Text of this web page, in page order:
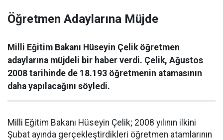
Öğretmen Adaylarına Müjde
Milli Eğitim Bakanı Hüseyin Çelik öğretmen
adaylarına müjdeli bir haber verdi. Çelik, Ağustos
2008 tarihinde de 18.193 öğretmenin atamasının
daha yapılacağını söyledi.
Milli Eğitim Bakanı Hüseyin Çelik; 2008 yılının ilkini
Şubat ayında gerçekleştirdikleri öğretmen atamlarının